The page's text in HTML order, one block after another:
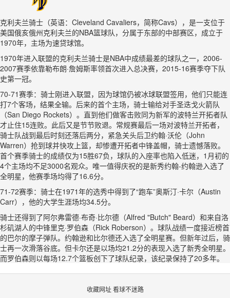
克利夫兰骑士（英语：Cleveland Cavaliers，简称Cavs），是一支位于
美国俄亥俄州克利夫兰的NBA篮球队，分属于东部的中部赛区，成立于
1970年，主场为速贷球馆。
1970年进入联盟的克利夫兰骑士是NBA中成绩最差的球队之一，2006-
2007赛季依靠勒布朗·詹姆斯率领首次进入总决赛，2015-16赛季夺下队
史第一冠。
70-71赛季：骑士刚进入联盟，因为球馆仍被冰球联盟签用，他们只能连
打7个客场，结果全输。后来的首个主场，骑士输给对手圣迭戈火箭队
（San Diego Rockets）。直到他们做客击败同为新军的波特兰开拓者队
才止住15连败。此后又是节节败退。常规赛最后一场对波特兰开拓者，
骑士队战到最后时刻还落后两分，紧急关头后卫约翰·沃伦（John
Warren）抢到球并快攻上篮，却惨遭开拓者中锋盖帽，骑士遗憾落败。
首个赛季骑士的成绩仅为15胜67负，球队的入座率也陷入低迷，1月初的
4个主场均不足3000名观众。唯一值得庆祝的是新秀约翰-约翰逊入选了
全明星，他赛季场均得了16.6分。
71-72赛季：骑士在1971年的选秀中得到了“跑车”奥斯汀·卡尔（Austin
Carr），他的大学生涯场均34.5分。
骑士还得到了阿尔弗雷德·布奇·比尔德（Alfred "Butch" Beard）和来自洛
杉矶湖人的中锋里克·罗伯森（Rick Roberson）。球队战绩一度接近榜首
的巴尔的摩子弹队。约翰逊和比尔德还入选了全明星赛。但新年过后，骑
士再一次滑落谷底。但卡尔还是以场均21.2分的表现入选了新秀全明星。
而罗伯森则以每场12.7个篮板创下了球队纪录，该纪录保持了20多年。
收藏网址 看球不迷路